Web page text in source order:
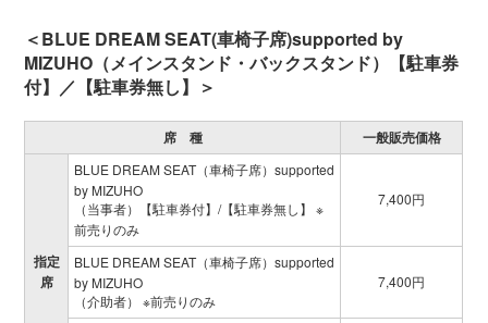
＜BLUE DREAM SEAT(車椅子席)supported by
MIZUHO（メインスタンド・バックスタンド）【駐車券
付】／【駐車券無し】＞
席 種 一般販売価格
指定
席
BLUE DREAM SEAT（車椅子席）supported
by MIZUHO
（当事者）【駐車券付】/【駐車券無し】 ※
前売りのみ
7,400円
BLUE DREAM SEAT（車椅子席）supported
by MIZUHO
（介助者） ※前売りのみ
7,400円